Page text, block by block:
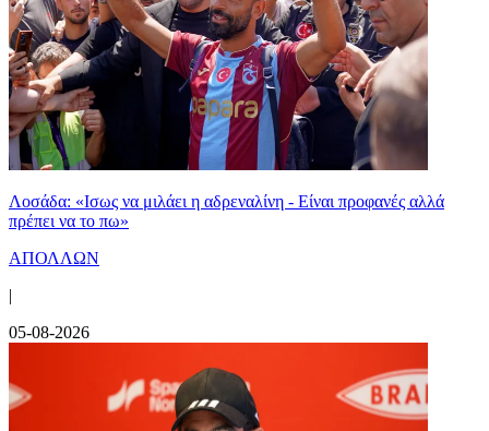
Λοσάδα: «Ισως να μιλάει η αδρεναλίνη - Είναι προφανές αλλά
πρέπει να το πω»
ΑΠΟΛΛΩΝ
|
05-08-2026